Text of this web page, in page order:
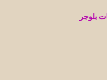
بلوجر